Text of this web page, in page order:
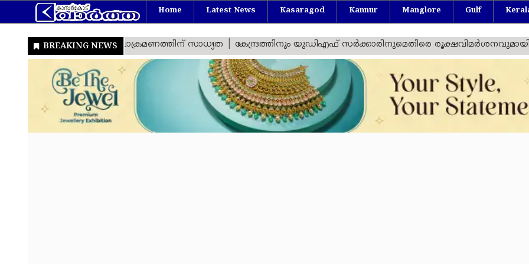
Home Latest News Kasaragod Kannur Manglore Gulf